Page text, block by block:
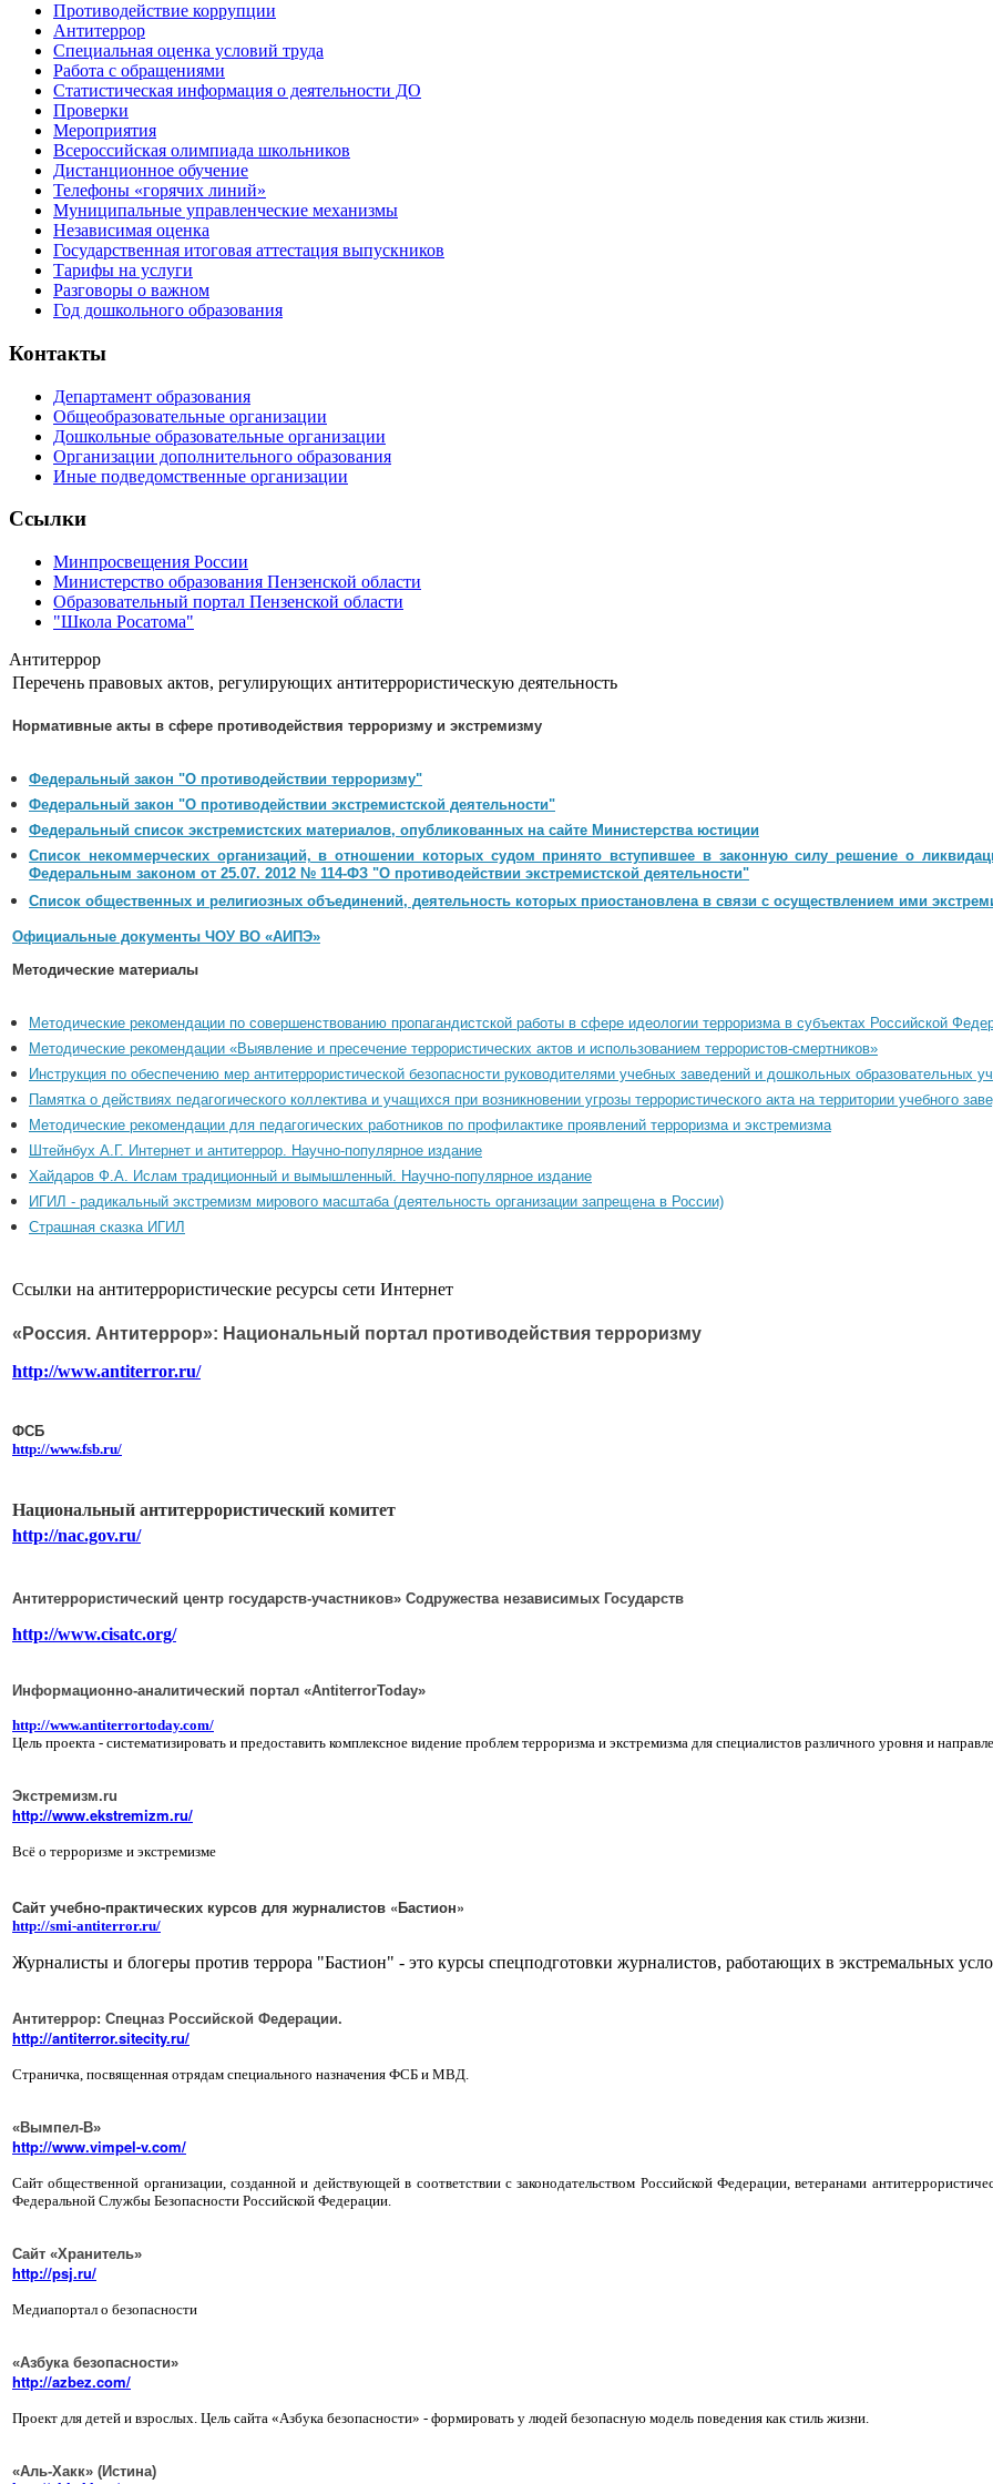
Противодействие коррупции
Антитеррор
Специальная оценка условий труда
Работа с обращениями
Статистическая информация о деятельности ДО
Проверки
Мероприятия
Всероссийская олимпиада школьников
Дистанционное обучение
Телефоны «горячих линий»
Муниципальные управленческие механизмы
Независимая оценка
Государственная итоговая аттестация выпускников
Тарифы на услуги
Разговоры о важном
Год дошкольного образования
Контакты
Департамент образования
Общеобразовательные организации
Дошкольные образовательные организации
Организации дополнительного образования
Иные подведомственные организации
Ссылки
Минпросвещения России
Министерство образования Пензенской области
Образовательный портал Пензенской области
"Школа Росатома"
Антитеррор
Перечень правовых актов, регулирующих антитеррористическую деятельность
Нормативные акты в сфере противодействия терроризму и экстремизму
Федеральный закон "О противодействии терроризму"
Федеральный закон "О противодействии экстремистской деятельности"
Федеральный список экстремистских материалов, опубликованных на сайте Министерства юстиции
Список некоммерческих организаций, в отношении которых судом принято вступившее в законную силу решение о
Федеральным законом от 25.07. 2012 № 114-ФЗ "О противодействии экстремистской деятельности"
Список общественных и религиозных объединений, деятельность которых приостановлена в связи с осуществлением ими
Официальные документы ЧОУ ВО «АИПЭ»
Методические материалы
Методические рекомендации по совершенствованию пропагандистской работы в сфере идеологии терроризма в субъектах Российской
Методические рекомендации «Выявление и пресечение террористических актов и использованием террористов-смертников»
Инструкция по обеспечению мер антитеррористической безопасности руководителями учебных заведений и дошкольных образовательных
Памятка о действиях педагогического коллектива и учащихся при возникновении угрозы террористического акта на территории учебного
Методические рекомендации для педагогических работников по профилактике проявлений терроризма и экстремизма
Штейнбух А.Г. Интернет и антитеррор. Научно-популярное издание
Хайдаров Ф.А. Ислам традиционный и вымышленный. Научно-популярное издание
ИГИЛ - радикальный экстремизм мирового масштаба (деятельность организации запрещена в России)
Страшная сказка ИГИЛ
Ссылки на антитеррористические ресурсы сети Интернет
«Россия. Антитеррор»: Национальный портал противодействия терроризму
http://www.antiterror.ru/
ФСБ
http://www.fsb.ru/
Национальный антитеррористический комитет
http://nac.gov.ru/
Антитеррористический центр государств-участников» Содружества независимых Государств
http://www.cisatc.org/
Информационно-аналитический портал «AntiterrorToday»
http://www.antiterrortoday.com/
Цель проекта - систематизировать и предоставить комплексное видение проблем терроризма и экстремизма для специалистов различного уровня и
Экстремизм.ru
http://www.ekstremizm.ru/
Всё о терроризме и экстремизме
Сайт учебно-практических курсов для журналистов «Бастион»
http://smi-antiterror.ru/
Журналисты и блогеры против террора "Бастион" - это курсы спецподготовки журналистов, работающих в экстремальных
Антитеррор: Спецназ Российской Федерации.
http://antiterror.sitecity.ru/
Страничка, посвященная отрядам специального назначения ФСБ и МВД.
«Вымпел-В»
http://www.vimpel-v.com/
Сайт общественной организации, созданной и действующей в соответствии с законодательством Российской Федерации, ветеранами
Федеральной Службы Безопасности Российской Федерации.
Сайт «Хранитель»
http://psj.ru/
Медиапортал о безопасности
«Азбука безопасности»
http://azbez.com/
Проект для детей и взрослых. Цель сайта «Азбука безопасности» - формировать у людей безопасную модель поведения как стиль жизни.
«Аль-Хакк» (Истина)